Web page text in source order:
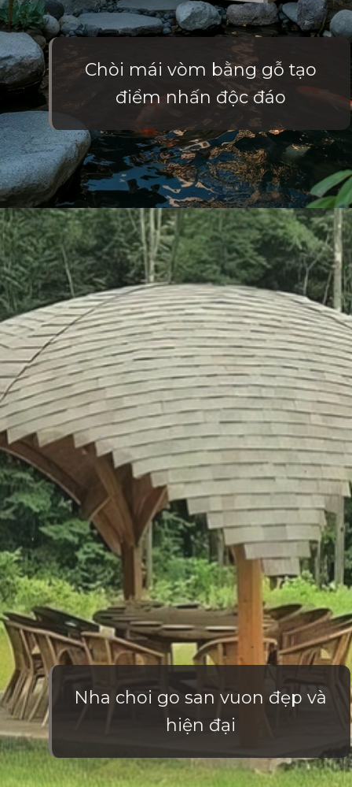
Chòi mái vòm bằng gỗ tạo
điểm nhấn độc đáo
Đang mở https://vietnamxua.edu.vn/nha-choi-go-san-vuon
Nha choi go san vuon đẹp và
hiện đại